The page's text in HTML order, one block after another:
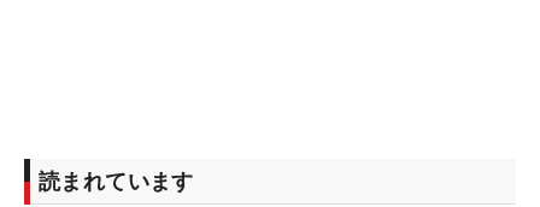
読まれています